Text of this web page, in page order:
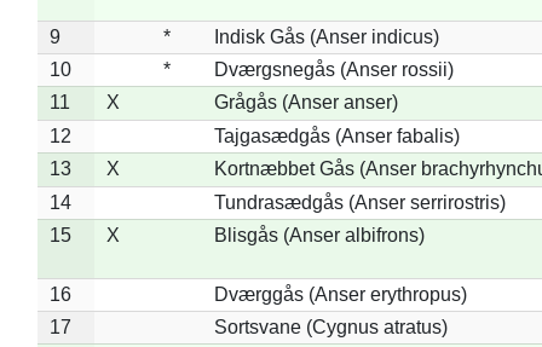
9 *
Indisk Gås (Anser indicus)
10
*
Dværgsnegås (Anser rossii)
11
X
Grågås (Anser anser)
12
Tajgasædgås (Anser fabalis)
13
X
Kortnæbbet Gås (Anser
14
Tundrasædgås (Anser serrirostris)
15
X Blisgås (Anser albifrons)
16
Dværggås (Anser erythropus)
17
Sortsvane (Cygnus atratus)